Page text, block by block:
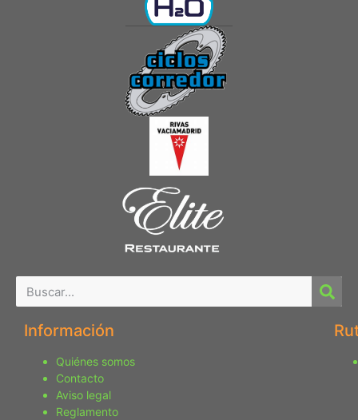
Información
Quiénes somos
Contacto
Aviso legal
Reglamento